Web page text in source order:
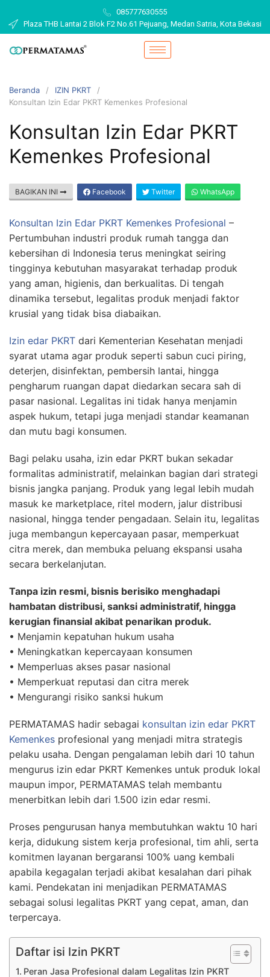
085777630555
Plaza THB Lantai 2 Blok F2 No.61 Pejuang, Medan Satria, Kota Bekasi
Beranda
IZIN PKRT
Konsultan Izin Edar PKRT Kemenkes Profesional
Konsultan Izin Edar PKRT
Kemenkes Profesional
BAGIKAN INI Facebook Twitter WhatsApp
Konsultan Izin Edar PKRT Kemenkes Profesional –
Pertumbuhan industri produk rumah tangga dan
kebersihan di Indonesia terus meningkat seiring
tingginya kebutuhan masyarakat terhadap produk
yang aman, higienis, dan berkualitas. Di tengah
dinamika tersebut, legalitas produk menjadi faktor
krusial yang tidak bisa diabaikan.
Izin edar PKRT dari Kementerian Kesehatan menjadi
syarat utama agar produk seperti sabun cuci piring,
deterjen, disinfektan, pembersih lantai, hingga
pengharum ruangan dapat diedarkan secara sah di
pasar nasional. Legalitas ini tidak hanya menjamin
aspek hukum, tetapi juga menjadi standar keamanan
dan mutu bagi konsumen.
Bagi pelaku usaha, izin edar PKRT bukan sekadar
formalitas administratif, melainkan bagian dari strategi
bisnis jangka panjang. Produk yang legal lebih mudah
masuk ke marketplace, ritel modern, jalur distribusi
nasional, hingga tender pengadaan. Selain itu, legalitas
juga membangun kepercayaan pasar, memperkuat
citra merek, dan membuka peluang ekspansi usaha
secara berkelanjutan.
Tanpa izin resmi, bisnis berisiko menghadapi
hambatan distribusi, sanksi administratif, hingga
kerugian finansial akibat penarikan produk.
• Menjamin kepatuhan hukum usaha
• Meningkatkan kepercayaan konsumen
• Memperluas akses pasar nasional
• Memperkuat reputasi dan citra merek
• Mengurangi risiko sanksi hukum
PERMATAMAS hadir sebagai konsultan izin edar PKRT
Kemenkes profesional yang menjadi mitra strategis
pelaku usaha. Dengan pengalaman lebih dari 10 tahun
mengurus izin edar PKRT Kemenkes untuk produk lokal
maupun impor, PERMATAMAS telah membantu
menerbitkan lebih dari 1.500 izin edar resmi.
Proses pengurusan hanya membutuhkan waktu 10 hari
kerja, didukung sistem kerja profesional, tim ahli, serta
komitmen layanan bergaransi 100% uang kembali
apabila kegagalan terjadi akibat kesalahan dari pihak
kami. Pendekatan ini menjadikan PERMATAMAS
sebagai solusi legalitas PKRT yang cepat, aman, dan
terpercaya.
Daftar isi Izin PKRT
Peran Jasa Profesional dalam Legalitas Izin PKRT